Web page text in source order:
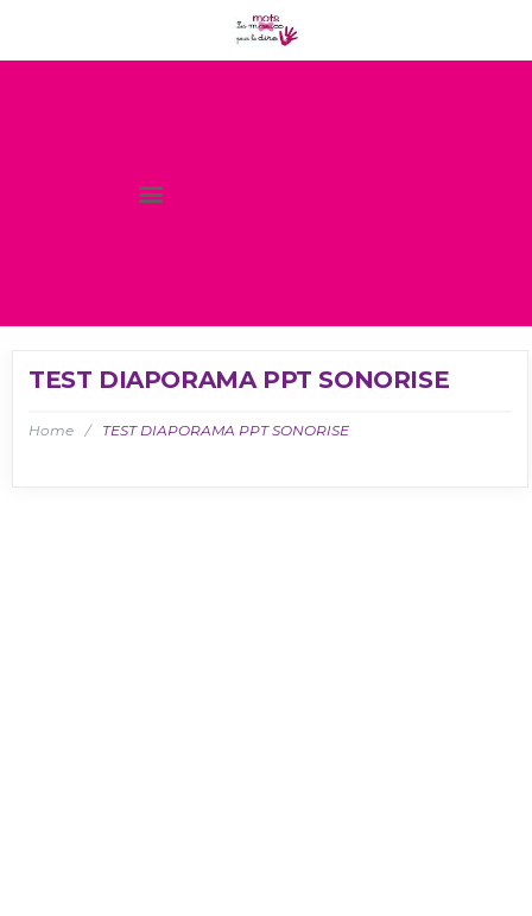
TEST DIAPORAMA PPT SONORISE
Home / TEST DIAPORAMA PPT SONORISE